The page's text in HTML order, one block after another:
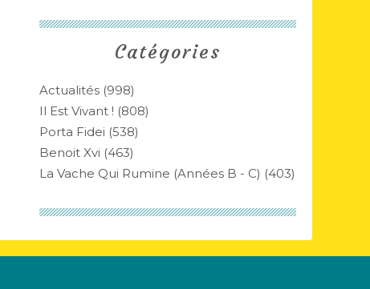
Catégories
Actualités (998)
Il Est Vivant ! (808)
Porta Fidei (538)
Benoit Xvi (463)
La Vache Qui Rumine (années B - C) (403)